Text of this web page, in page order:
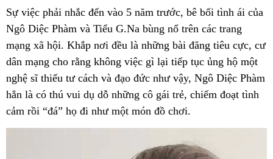
Sự việc phải nhắc đến vào 5 năm trước, bê bối tình ái của
Ngô Diệc Phàm và Tiểu G.Na bùng nổ trên các trang
mạng xã hội. Khắp nơi đều là những bài đăng tiêu cực, cư
dân mạng cho rằng không việc gì lại tiếp tục ủng hộ một
nghệ sĩ thiếu tư cách và đạo đức như vậy, Ngô Diệc Phàm
hẳn là có thú vui dụ dỗ những cô gái trẻ, chiếm đoạt tình
cảm rồi “đá” họ đi như một món đồ chơi.